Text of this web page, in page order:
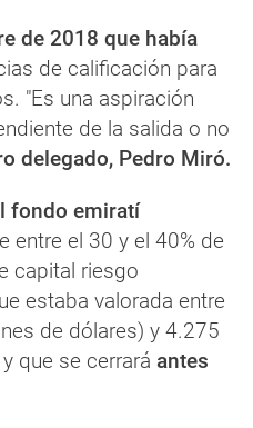
de 2018 que había
de calificación para
"Es una aspiración
de la salida o no
delegado, Pedro Miró.
fondo emiratí
entre el 30 y el 40% de
capital riesgo
estaba valorada entre
de dólares) y 4.275
que se cerrará antes